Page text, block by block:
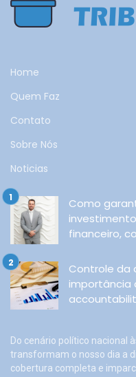
Home
Quem Faz
Contato
Sobre Nós
Noticias
Como
financeiro,
Controle da
importância
Do cenário político nacional
transformam o nosso dia a
cobertura completa e